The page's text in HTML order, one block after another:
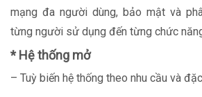
mạng đa người dùng, bảo mật và
từng người sử dụng đến từng chức
* Hệ thống mở
– Tuỳ biến hệ thống theo nhu cầu và